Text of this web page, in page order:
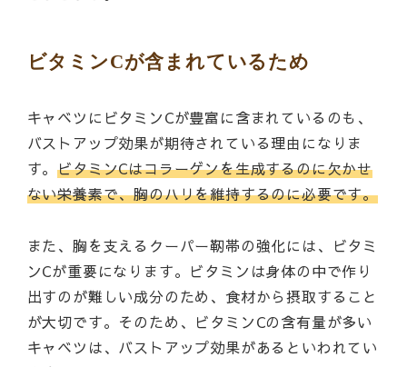
ビタミンCが含まれているため
キャベツにビタミンCが豊富に含まれているのも、
バストアップ効果が期待されている理由になりま
す。ビタミンCはコラーゲンを生成するのに欠かせ
ない栄養素で、胸のハリを維持するのに必要です。
また、胸を支えるクーパー靭帯の強化には、ビタミ
ンCが重要になります。ビタミンは身体の中で作り
出すのが難しい成分のため、食材から摂取すること
が大切です。そのため、ビタミンCの含有量が多い
キャベツは、バストアップ効果があるといわれてい